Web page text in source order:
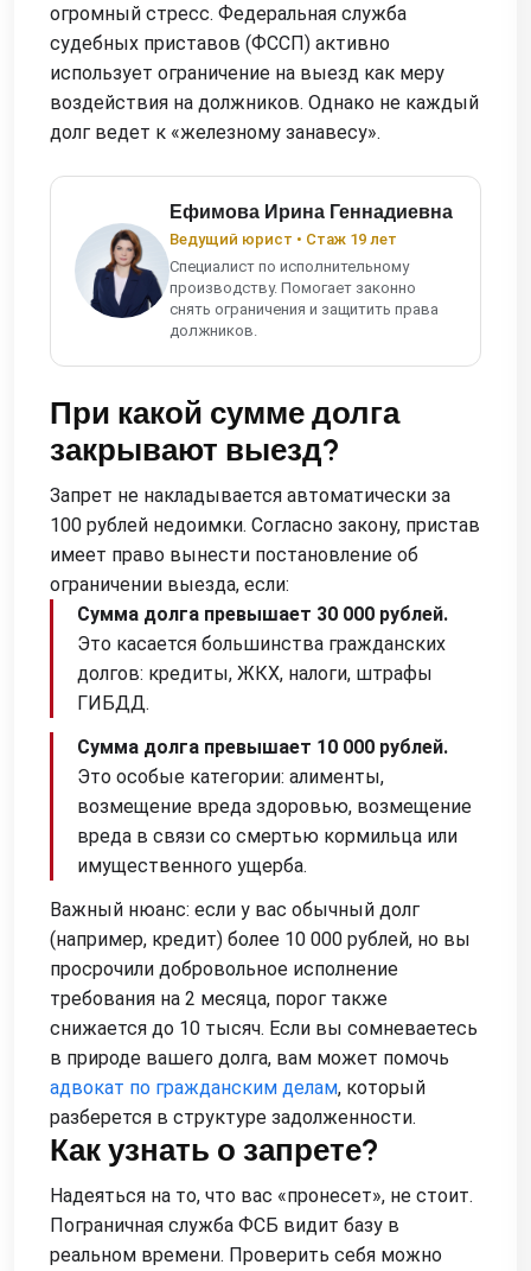
огромный стресс. Федеральная служба
судебных приставов (ФССП) активно
использует ограничение на выезд как меру
воздействия на должников. Однако не каждый
долг ведет к «железному занавесу».
Ефимова Ирина Геннадиевна
Ведущий юрист • Стаж 19 лет
Специалист по исполнительному
производству. Помогает законно
снять ограничения и защитить права
должников.
При какой сумме долга
закрывают выезд?
Запрет не накладывается автоматически за
100 рублей недоимки. Согласно закону, пристав
имеет право вынести постановление об
ограничении выезда, если:
Сумма долга превышает 30 000 рублей.
Это касается большинства гражданских
долгов: кредиты, ЖКХ, налоги, штрафы
ГИБДД.
Сумма долга превышает 10 000 рублей.
Это особые категории: алименты,
возмещение вреда здоровью, возмещение
вреда в связи со смертью кормильца или
имущественного ущерба.
Важный нюанс: если у вас обычный долг
(например, кредит) более 10 000 рублей, но вы
просрочили добровольное исполнение
требования на 2 месяца, порог также
снижается до 10 тысяч. Если вы сомневаетесь
в природе вашего долга, вам может помочь
адвокат по гражданским делам, который
разберется в структуре задолженности.
Как узнать о запрете?
Надеяться на то, что вас «пронесет», не стоит.
Пограничная служба ФСБ видит базу в
реальном времени. Проверить себя можно